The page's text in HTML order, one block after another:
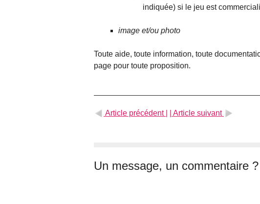
indiquée) si le jeu est
image et/ou photo
Toute aide, toute information, toute
page pour toute proposition.
Article précédent | | Article suivant
Un message, un commentaire ?